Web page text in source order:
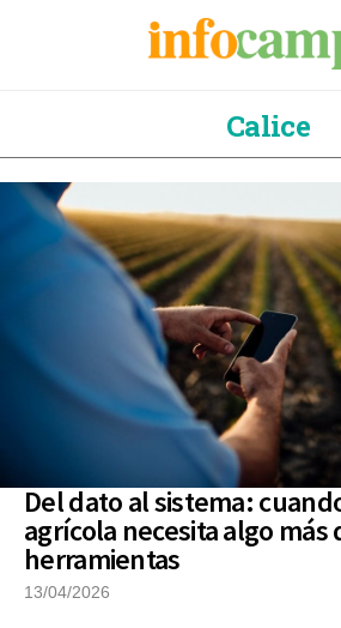
Calice
Del dato al sistema:
agrícola necesita algo más
herramientas
13/04/2026